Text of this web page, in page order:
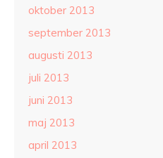
oktober 2013
september 2013
augusti 2013
juli 2013
juni 2013
maj 2013
april 2013